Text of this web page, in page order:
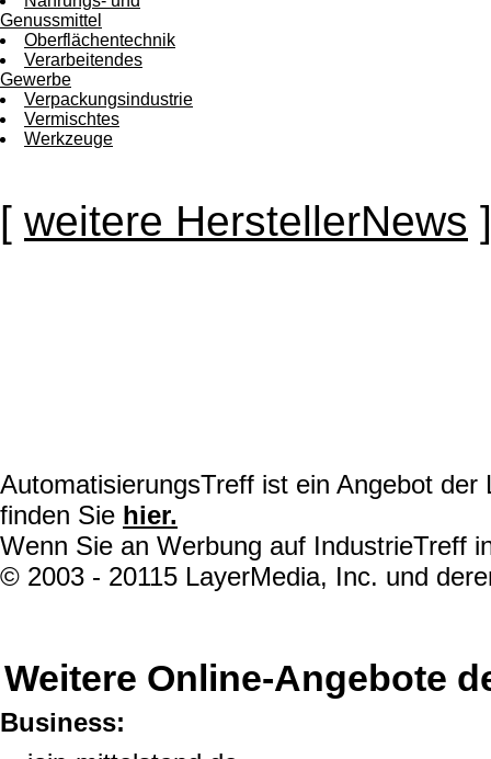
Genussmittel
Oberflächentechnik
Verarbeitendes
Gewerbe
Verpackungsindustrie
Vermischtes
Werkzeuge
[ weitere HerstellerNews
AutomatisierungsTreff ist ein Angebot
finden Sie hier.
Wenn Sie an Werbung auf IndustrieTreff
© 2003 - 20115 LayerMedia, Inc. und
Weitere Online-Angebote
Business: